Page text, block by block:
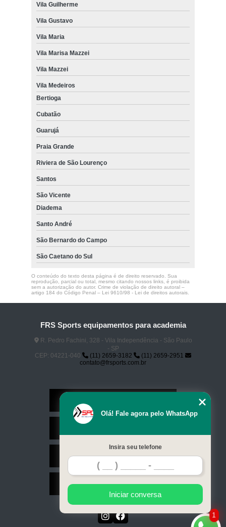
Vila Guilherme
Vila Gustavo
Vila Maria
Vila Marisa Mazzei
Vila Mazzei
Vila Medeiros
Bertioga
Cubatão
Guarujá
Praia Grande
Riviera de São Lourenço
Santos
São Vicente
Diadema
Santo André
São Bernardo do Campo
São Caetano do Sul
O conteúdo do texto desta página é de direito reservado. Sua
reprodução, parcial ou total, mesmo citando nossos links, é proibida
sem a autorização do autor. Crime de violação de direito autoral –
artigo 184 do Código Penal – Lei 9610/98 - Lei de direitos autorais.
FRS Sports equipamentos para academia
R. Pedro Fachini, 328 - Vila Independência - São Paulo
- SP
CEP: 04221-040
(11) 2659-3182
(11) 2659-2951
contato@frsports.com.br
Contato
Mapa do site
1
Olá! Fale agora pelo WhatsApp
Insira seu telefone
Iniciar conversa